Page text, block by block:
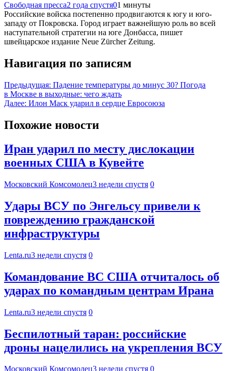
Свободная пресса2 года спустя01 минуты
Российские войска постепенно продвигаются к югу и юго-
западу от Покровска. Город играет важнейшую роль во всей
наступательной стратегии на юге Донбасса, пишет
швейцарское издание Neue Zürcher Zeitung.
Навигация по записям
Предыдущая: Падение температуры до минус 30? Погода
в Москве в выходные: чего ждать
Далее: Илон Маск ударил в сердце Евросоюза
Похожие новости
Иран ударил по месту дислокации
военных США в Кувейте
Московский Комсомолец3 недели спустя 0
Удары ВСУ по Энгельсу привели к
повреждению гражданской
инфраструктуры
Lenta.ru3 недели спустя 0
Командование ВС США отчиталось об
ударах по командным центрам Ирана
Lenta.ru3 недели спустя 0
Беспилотный таран: российские
дроны нацелились на укрепления ВСУ
Московский Комсомолец3 недели спустя 0